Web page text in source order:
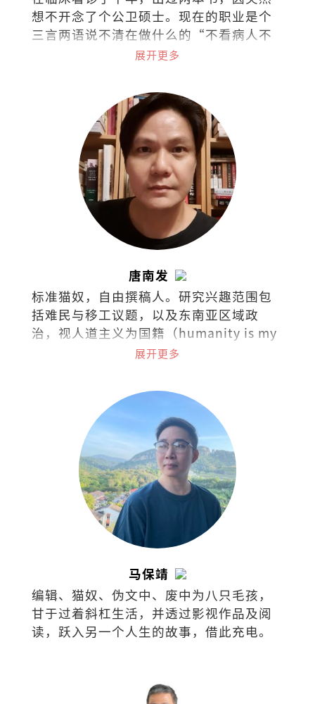
想不开念了个公卫硕士。现在的职业是个
三言两语说不清在做什么的“不看病人不
看诊的医生“(叹)。展开更多
唐南发
标准猫奴，自由撰稿人。研究兴趣范围包
括难民与移工议题，以及东南亚区域政
治，视人道主义为国籍（humanity is my
nationality）。热爱阅读，下厨，骑车和
展开更多
马保靖
编辑、猫奴、伪文中、废中为八只毛孩，
甘于过着斜杠生活，并透过影视作品及阅
读，跃入另一个人生的故事，借此充电。